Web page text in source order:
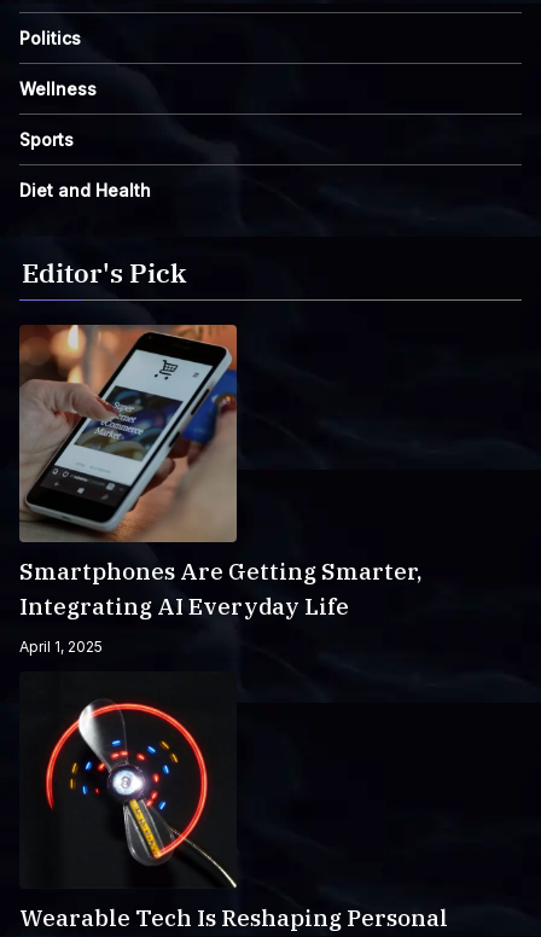
Politics
Wellness
Sports
Diet and Health
Editor's Pick
Smartphones Are Getting Smarter,
Integrating AI Everyday Life
April 1, 2025
Wearable Tech Is Reshaping Personal